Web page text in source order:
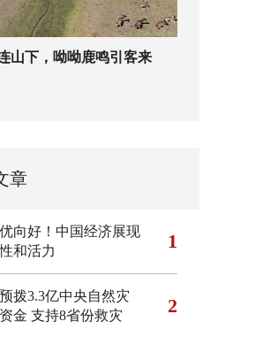
山下，呦呦鹿鸣引客来
章
向好！中国经济展现
和活力
1
拨3.3亿中央自然灾
金 支持8省份救灾
2